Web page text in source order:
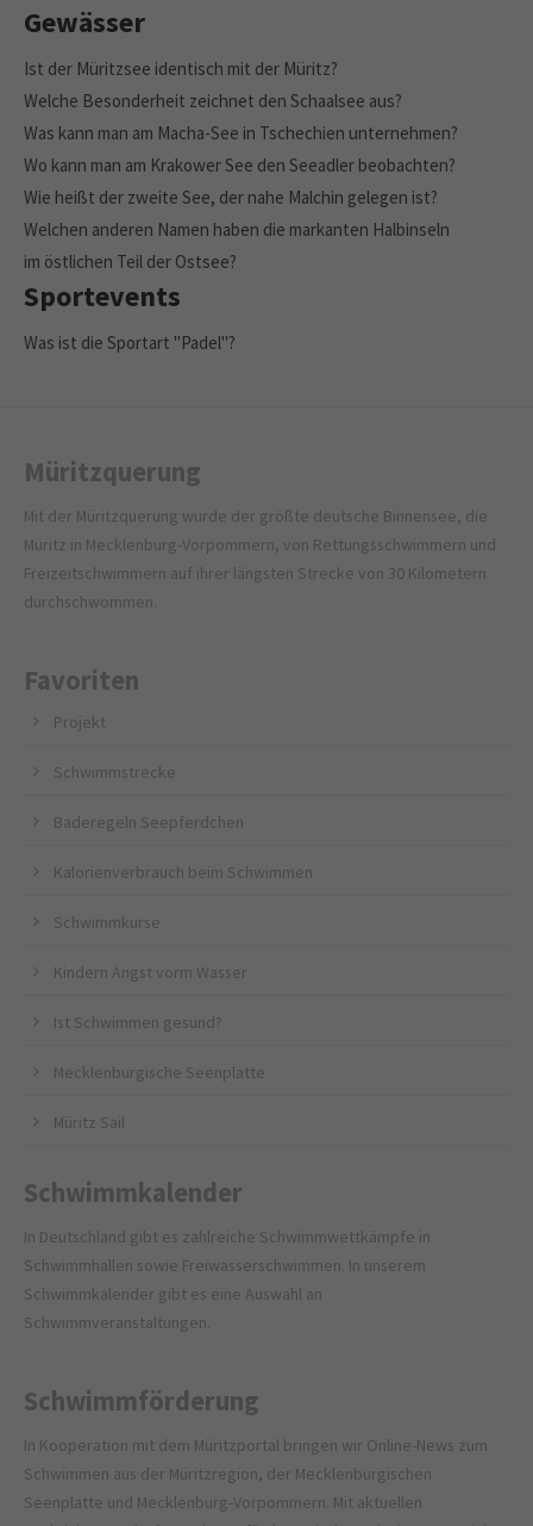
Gewässer
Ist der Müritzsee identisch mit der Müritz?
Welche Besonderheit zeichnet den Schaalsee aus?
Was kann man am Macha-See in Tschechien unternehmen?
Wo kann man am Krakower See den Seeadler beobachten?
Wie heißt der zweite See, der nahe Malchin gelegen ist?
Welchen anderen Namen haben die markanten Halbinseln
im östlichen Teil der Ostsee?
Sportevents
Was ist die Sportart "Padel"?
Müritzquerung
Mit der Müritzquerung wurde der größte deutsche Binnensee, die
Müritz in Mecklenburg-Vorpommern, von Rettungsschwimmern und
Freizeitschwimmern auf ihrer längsten Strecke von 30 Kilometern
durchschwommen.
Favoriten
Projekt
Schwimmstrecke
Baderegeln Seepferdchen
Kalorienverbrauch beim Schwimmen
Schwimmkurse
Kindern Angst vorm Wasser
Ist Schwimmen gesund?
Mecklenburgische Seenplatte
Müritz Sail
Schwimmkalender
In Deutschland gibt es zahlreiche Schwimmwettkämpfe in
Schwimmhallen sowie Freiwasserschwimmen. In unserem
Schwimmkalender gibt es eine Auswahl an
Schwimmveranstaltungen.
Schwimmförderung
In Kooperation mit dem Müritzportal bringen wir Online-News zum
Schwimmen aus der Müritzregion, der Mecklenburgischen
Seenplatte und Mecklenburg-Vorpommern. Mit aktuellen